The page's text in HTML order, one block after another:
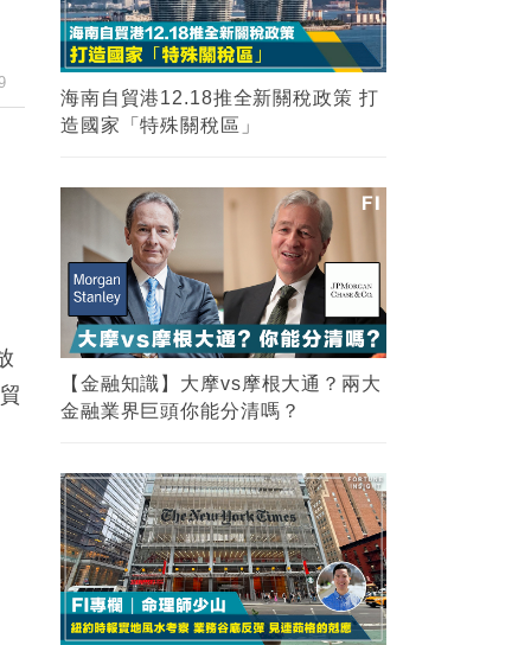
海南自貿港12.18推全新關稅政策 打
造國家「特殊關稅區」
【金融知識】大摩vs摩根大通？兩大
金融業界巨頭你能分清嗎？